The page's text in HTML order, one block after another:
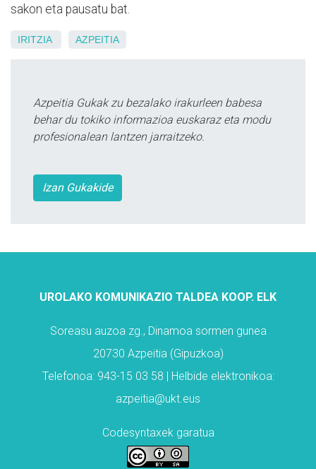
sakon eta pausatu bat.
IRITZIA AZPEITIA
Azpeitia Gukak zu bezalako irakurleen babesa
behar du tokiko informazioa euskaraz eta modu
profesionalean lantzen jarraitzeko.
Izan Gukakide
UROLAKO KOMUNIKAZIO TALDEA KOOP. ELK
Soreasu auzoa zg., Dinamoa sormen gunea
20730 Azpeitia (Gipuzkoa)
Telefonoa: 943-15 03 58 | Helbide elektronikoa:
azpeitia@ukt.eus
Codesyntaxek garatua